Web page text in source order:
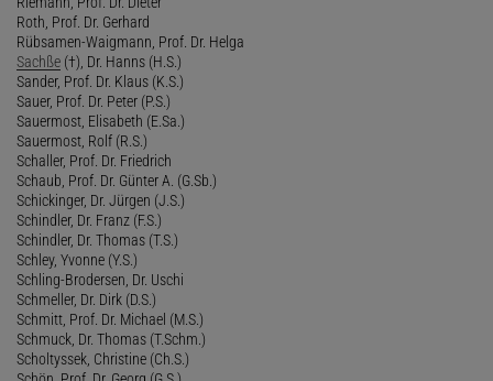
Roth, Prof. Dr. Gerhard
Rübsamen-Waigmann, Prof. Dr. Helga
Sachße (†), Dr. Hanns (H.S.)
Sander, Prof. Dr. Klaus (K.S.)
Sauer, Prof. Dr. Peter (P.S.)
Sauermost, Elisabeth (E.Sa.)
Sauermost, Rolf (R.S.)
Schaller, Prof. Dr. Friedrich
Schaub, Prof. Dr. Günter A. (G.Sb.)
Schickinger, Dr. Jürgen (J.S.)
Schindler, Dr. Franz (F.S.)
Schindler, Dr. Thomas (T.S.)
Schley, Yvonne (Y.S.)
Schling-Brodersen, Dr. Uschi
Schmeller, Dr. Dirk (D.S.)
Schmitt, Prof. Dr. Michael (M.S.)
Schmuck, Dr. Thomas (T.Schm.)
Scholtyssek, Christine (Ch.S.)